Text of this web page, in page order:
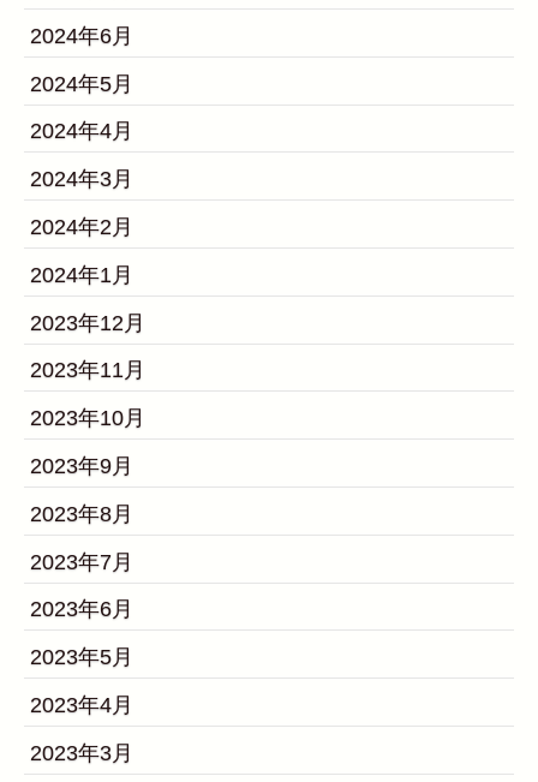
2024年6月
2024年5月
2024年4月
2024年3月
2024年2月
2024年1月
2023年12月
2023年11月
2023年10月
2023年9月
2023年8月
2023年7月
2023年6月
2023年5月
2023年4月
2023年3月